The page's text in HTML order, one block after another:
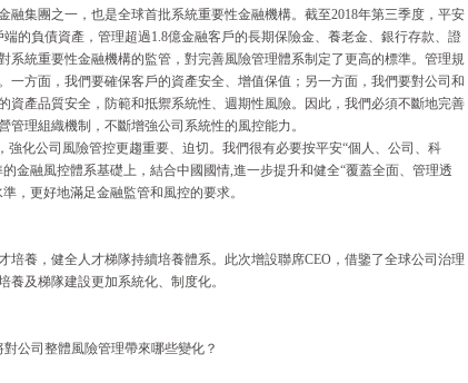
集團之一，也是全球首批系統重要性金融機構。截至2018年第三季度，平安
的負債資產，管理超過1.8億金融客戶的長期保險金、養老金、銀行存款、證
系統重要性金融機構的監管，對完善風險管理體系制定了更高的標準。管理規
一方面，我們要確保客戶的資產安全、增值保值；另一方面，我們要對公司和
資產品質安全，防範和抵禦系統性、週期性風險。因此，我們必須不斷地完善
理組織機制，不斷增強公司系統性的風控能力。
強化公司風險管控更趨重要、迫切。我們很有必要按平安“個人、公司、科
金融風控體系基礎上，結合中國國情,進一步提升和健全“覆蓋全面、管理透
，更好地滿足金融監管和風控的要求。
培養，健全人才梯隊持續培養體系。此次增設聯席CEO，借鑒了全球公司治理
及梯隊建設更加系統化、制度化。
公司整體風險管理帶來哪些變化？